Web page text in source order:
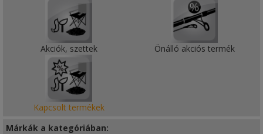
Akciók, szettek Önálló akciós termék
Kapcsolt termékek
Márkák a kategóriában: